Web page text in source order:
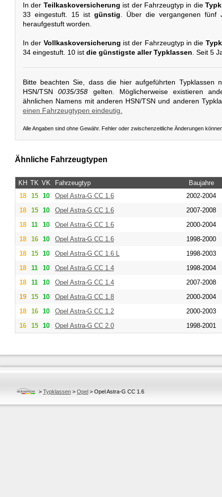
In der Teilkaskoversicherung ist der Fahrzeugtyp in die
33 eingestuft. 15 ist günstig . Über die vergangenen fünf
heraufgestuft worden.
In der Vollkaskoversicherung ist der Fahrzeugtyp in die
34 eingestuft. 10 ist die günstigste aller Typklassen. Seit 5
Bitte beachten Sie, dass die hier aufgeführten Typklassen
HSN/TSN0035/358 gelten. Möglicherweise existieren
ähnlichen Namens mit anderen HSN/TSN und anderen
einen Fahrzeugtypen eindeutig.
Alle Angaben sind ohne Gewähr. Fehler oder zwischenzeitliche Änderungen
Ähnliche Fahrzeugtypen
KH TK VK Fahrzeugtyp
Baujahre
18
15 10 Opel Astra-G CC 1.6
2002-2004
18
15 10 Opel Astra-G CC 1.6
2007-2008
18
11 10 Opel Astra-G CC 1.6
2000-2004
18
16 10 Opel Astra-G CC 1.6
1998-2000
18
15 10 Opel Astra-G CC 1.6 L
1998-2003
18
11 10 Opel Astra-G CC 1.4
1998-2004
18
11 10 Opel Astra-G CC 1.4
2007-2008
19
15 10 Opel Astra-G CC 1.8
2000-2004
18
16 10 Opel Astra-G CC 1.2
2000-2003
16
15 10 Opel Astra-G CC 2.0 1998-2001
> Typklassen > Opel > Opel Astra-G CC 1.6